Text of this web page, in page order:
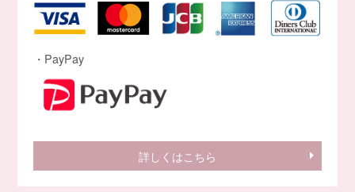
・PayPay
詳しくはこちら